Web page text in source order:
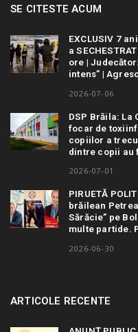
SE CITESTE ACUM
EXCLUSIV 7
a
ore |
intens” |
2026-07-06
DSP Brăila: La
focar de
copiilor a
dintre copii au
2026-07-01
PIRUETĂ
brăilean
Sărăcie” pe
multe partide.
2026-06-30
ARTICOLE RECENTE